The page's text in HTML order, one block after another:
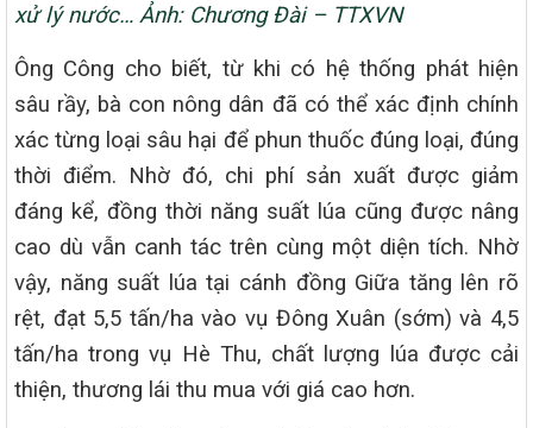
xử lý nước… Ảnh: Chương Đài – TTXVN
Ông Công cho biết, từ khi có hệ thống phát hiện
sâu rầy, bà con nông dân đã có thể xác định chính
xác từng loại sâu hại để phun thuốc đúng loại, đúng
thời điểm. Nhờ đó, chi phí sản xuất được giảm
đáng kể, đồng thời năng suất lúa cũng được nâng
cao dù vẫn canh tác trên cùng một diện tích. Nhờ
vậy, năng suất lúa tại cánh đồng Giữa tăng lên rõ
rệt, đạt 5,5 tấn/ha vào vụ Đông Xuân (sớm) và 4,5
tấn/ha trong vụ Hè Thu, chất lượng lúa được cải
thiện, thương lái thu mua với giá cao hơn.